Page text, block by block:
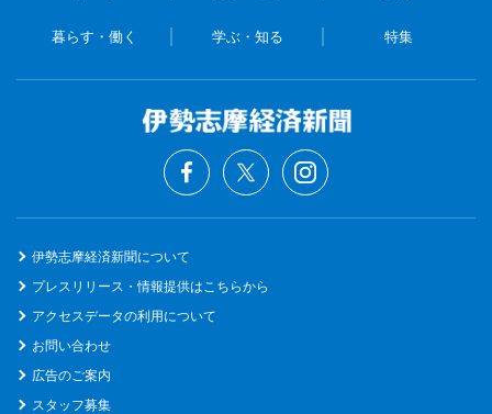
暮らす・働く 学ぶ・知る 特集
伊勢志摩経済新聞について
プレスリリース・情報提供はこちらから
アクセスデータの利用について
お問い合わせ
広告のご案内
スタッフ募集